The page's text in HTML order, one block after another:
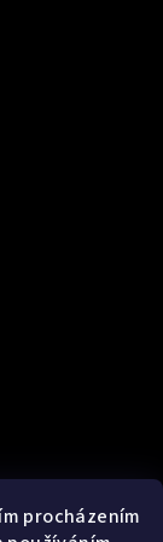
procházením